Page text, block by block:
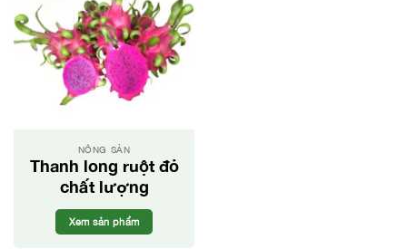
NÔNG SẢN
Thanh long ruột đỏ
chất lượng
Xem sản phẩm